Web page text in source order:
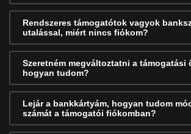
Rendszeres támogatótok vagyok
utalással, miért nincs fiókom?
Szeretném megváltoztatni a támogatási
hogyan tudom?
Lejár a bankkártyám, hogyan tudom
számát a támogatói fiókomban?